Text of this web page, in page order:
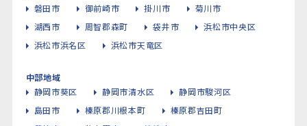
磐田市
御前崎市 掛川市
菊川市
湖西市
周智郡森町 袋井市
浜松市中央区
浜松市浜名区
浜松市天竜区
中部地域
静岡市葵区
静岡市清水区
静岡市駿河区
島田市
榛原郡川根本町
榛原郡吉田町